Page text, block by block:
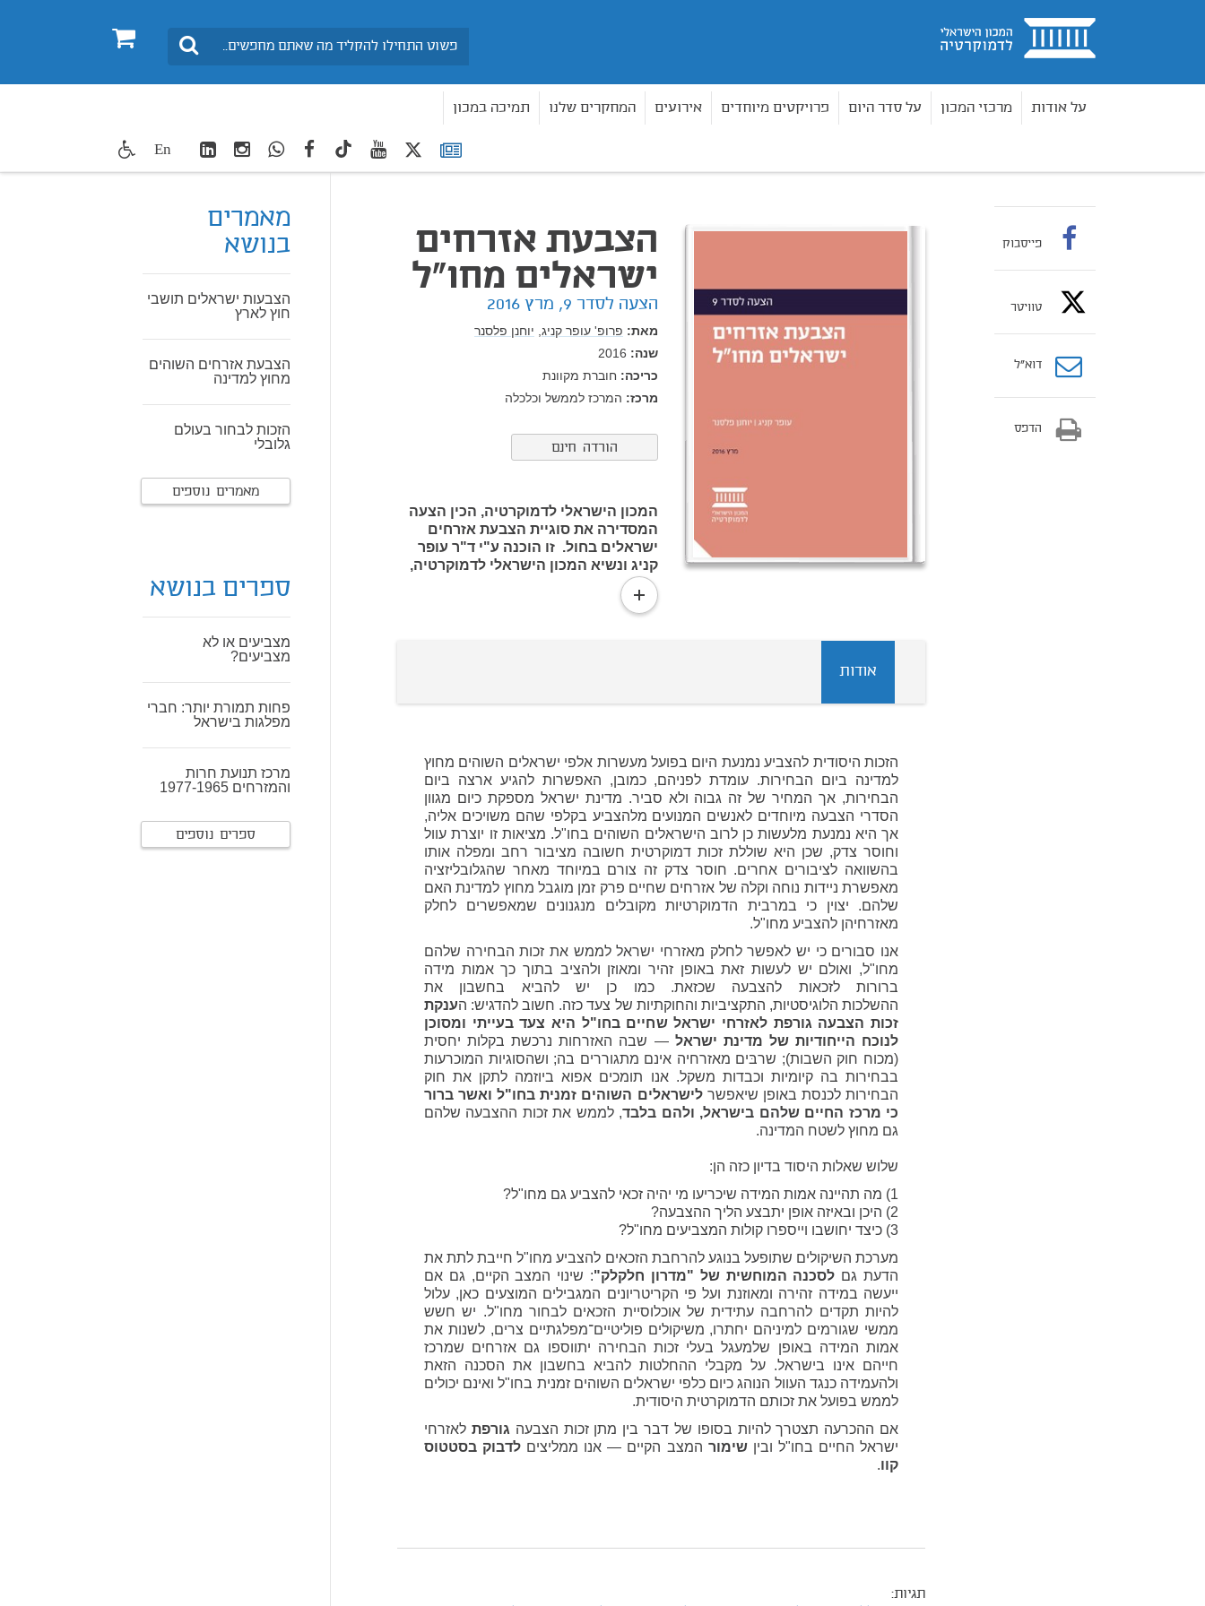
בית 0 חיפוש
על אודות מרכזי המכון על סדר היום פרויקטים מיוחדים אירועים המחקרים שלנו תמיכה במכון
רשימת
תפוצה
twitter
youtube
TikTok
facebook
WhatsApp
Instagram
LinkedIn
En
הצבעת אזרחים
ישראלים מחו"ל
הצעה לסדר 9, מרץ 2016
מאת: פרופ' עופר קניג, יוחנן פלסנר
שנה: 2016
כריכה: חוברת מקוונת
מרכז: המרכז לממשל וכלכלה
הורדה חינם
המכון הישראלי לדמוקרטיה, הכין הצעה
המסדירה את סוגיית הצבעת אזרחים
ישראלים בחול. זו הוכנה ע"י ד"ר עופר
קניג ונשיא המכון הישראלי לדמוקרטיה,
יוחנן פלסנר.
read
more
אודות
הזכות היסודית להצביע נמנעת היום בפועל מעשרות אלפי ישראלים השוהים מחוץ
למדינה ביום הבחירות. עומדת לפניהם, כמובן, האפשרות להגיע ארצה ביום
הבחירות, אך המחיר של זה גבוה ולא סביר. מדינת ישראל מספקת כיום מגוון
הסדרי הצבעה מיוחדים לאנשים המנועים מלהצביע בקלפי שהם משויכים אליה,
אך היא נמנעת מלעשות כן לרוב הישראלים השוהים בחו"ל. מציאות זו יוצרת עוול
וחוסר צדק, שכן היא שוללת זכות דמוקרטית חשובה מציבור רחב ומפלה אותו
בהשוואה לציבורים אחרים. חוסר צדק זה צורם במיוחד מאחר שהגלובליזציה
מאפשרת ניידות נוחה וקלה של אזרחים שחיים פרק זמן מוגבל מחוץ למדינת האם
שלהם. יצוין כי במרבית הדמוקרטיות מקובלים מנגנונים שמאפשרים לחלק
מאזרחיהן להצביע מחו"ל.
אנו סבורים כי יש לאפשר לחלק מאזרחי ישראל לממש את זכות הבחירה שלהם
מחו"ל, ואולם יש לעשות זאת באופן זהיר ומאוזן ולהציב בתוך כך אמות מידה
ברורות לזכאות להצבעה שכזאת. כמו כן יש להביא בחשבון את
ההשלכות הלוגיסטיות, התקציביות והחוקתיות של צעד כזה. חשוב להדגיש: הענקת
זכות הצבעה גורפת לאזרחי ישראל שחיים בחו"ל היא צעד בעייתי ומסוכן
לנוכח הייחודיות של מדינת ישראל — שבה האזרחות נרכשת בקלות יחסית
(מכוח חוק השבות); שרבּים מאזרחיה אינם מתגוררים בה; ושהסוגיות המוכרעות
בבחירות בה קיומיות וכבדות משקל. אנו תומכים אפוא ביוזמה לתקן את חוק
הבחירות לכנסת באופן שיאפשרלישראלים השוהים זמנית בחו"ל ואשר ברור
כי מרכז החיים שלהם בישראל, ולהם בלבד, לממש את זכות ההצבעה שלהם
גם מחוץ לשטח המדינה.
שלוש שאלות היסוד בדיון כזה הן:
1) מה תהיינה אמות המידה שיכריעו מי יהיה זכאי להצביע גם מחו"ל?
2) היכן ובאיזה אופן יתבצע הליך ההצבעה?
3) כיצד יחושבו וייספרו קולות המצביעים מחו"ל?
מערכת השיקולים שתופעל בנוגע להרחבת הזכאים להצביע מחו"ל חייבת לתת את
הדעת גם לסכנה המוחשית של "מדרון חלקלק": שינוי המצב הקיים, גם אם
ייעשה במידה זהירה ומאוזנת ועל פי הקריטריונים המגבילים המוצעים כאן, עלול
להיות תקדים להרחבה עתידית של אוכלוסיית הזכאים לבחור מחו"ל. יש חשש
ממשי שגורמים למיניהם יחתרו, משיקולים פוליטיים־מפלגתיים צרים, לשנות את
אמות המידה באופן שלמעגל בעלי זכות הבחירה יתווספו גם אזרחים שמרכז
חייהם אינו בישראל. על מקבלי ההחלטות להביא בחשבון את הסכנה הזאת
ולהעמידה כנגד העוול הנוהג כיום כלפי ישראלים השוהים זמנית בחו"ל ואינם יכולים
לממש בפועל את זכותם הדמוקרטית היסודית.
אם ההכרעה תצטרך להיות בסופו של דבר בין מתן זכות הצבעה גורפת לאזרחי
ישראל החיים בחו"ל וביןשימור המצב הקיים — אנו ממליצים לדבוק בסטטוס
קוו.
תגיות:
פייסבוק
טוויטר
דוא”ל
הדפס
מאמרים
בנושא
הצבעות ישראלים תושבי
חוץ לארץ
הצבעת אזרחים השוהים
מחוץ למדינה
הזכות לבחור בעולם
גלובלי
מאמרים נוספים
ספרים בנושא
מצביעים או לא
מצביעים?
פחות תמורת יותר: חברי
מפלגות בישראל
מרכז תנועת חרות
והמזרחים 1977-1965
ספרים נוספים